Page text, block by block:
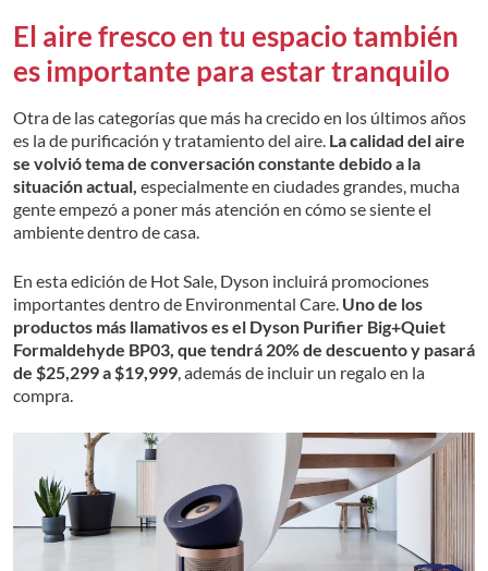
El aire fresco en tu espacio también
es importante para estar tranquilo
Otra de las categorías que más ha crecido en los últimos años
es la de purificación y tratamiento del aire. La calidad del aire
se volvió tema de conversación constante debido a la
situación actual, especialmente en ciudades grandes, mucha
gente empezó a poner más atención en cómo se siente el
ambiente dentro de casa.
En esta edición de Hot Sale, Dyson incluirá promociones
importantes dentro de Environmental Care. Uno de los
productos más llamativos es el Dyson Purifier Big+Quiet
Formaldehyde BP03, que tendrá 20% de descuento y pasará
de $25,299 a $19,999 , además de incluir un regalo en la
compra.